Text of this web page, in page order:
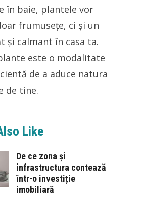
în baie, plantele vor
frumusețe, ci și un
și calmant în casa ta.
este o modalitate
de a aduce natura
de tine.
Like
De ce zona și
infrastructura contează
într-o investiție
imobiliară